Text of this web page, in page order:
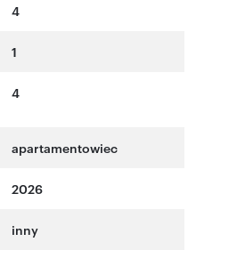
4
1
4
apartamentowiec
2026
inny